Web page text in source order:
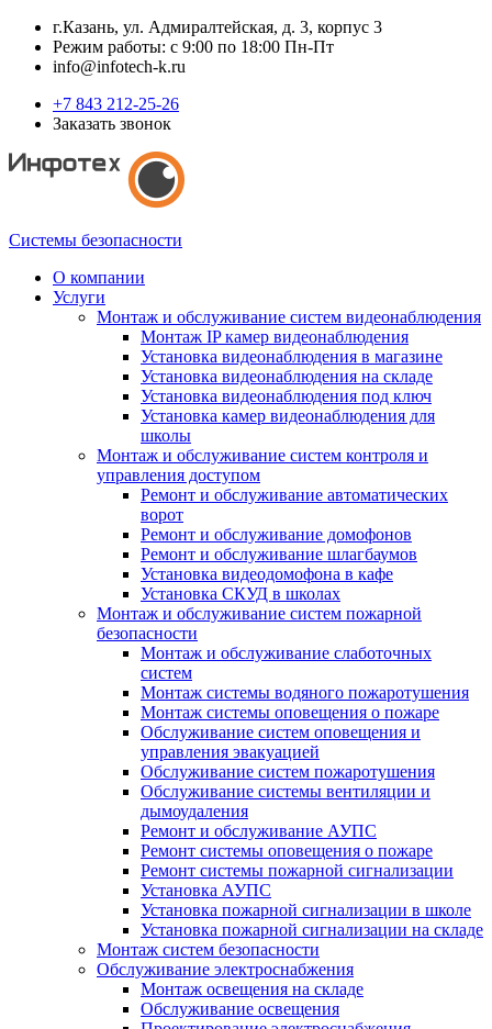
г.Казань, ул. Адмиралтейская, д. 3, корпус 3
Режим работы: с 9:00 по 18:00 Пн-Пт
info@infotech-k.ru
+7 843 212-25-26
Заказать звонок
Системы безопасности
О компании
Услуги
Монтаж и обслуживание систем видеонаблюдения
Монтаж IP камер видеонаблюдения
Установка видеонаблюдения в магазине
Установка видеонаблюдения на складе
Установка видеонаблюдения под ключ
Установка камер видеонаблюдения для
школы
Монтаж и обслуживание систем контроля и
управления доступом
Ремонт и обслуживание автоматических
ворот
Ремонт и обслуживание домофонов
Ремонт и обслуживание шлагбаумов
Установка видеодомофона в кафе
Установка СКУД в школах
Монтаж и обслуживание систем пожарной
безопасности
Монтаж и обслуживание слаботочных
систем
Монтаж системы водяного пожаротушения
Монтаж системы оповещения о пожаре
Обслуживание систем оповещения и
управления эвакуацией
Обслуживание систем пожаротушения
Обслуживание системы вентиляции и
дымоудаления
Ремонт и обслуживание АУПС
Ремонт системы оповещения о пожаре
Ремонт системы пожарной сигнализации
Установка АУПС
Установка пожарной сигнализации в школе
Установка пожарной сигнализации на складе
Монтаж систем безопасности
Обслуживание электроснабжения
Монтаж освещения на складе
Обслуживание освещения